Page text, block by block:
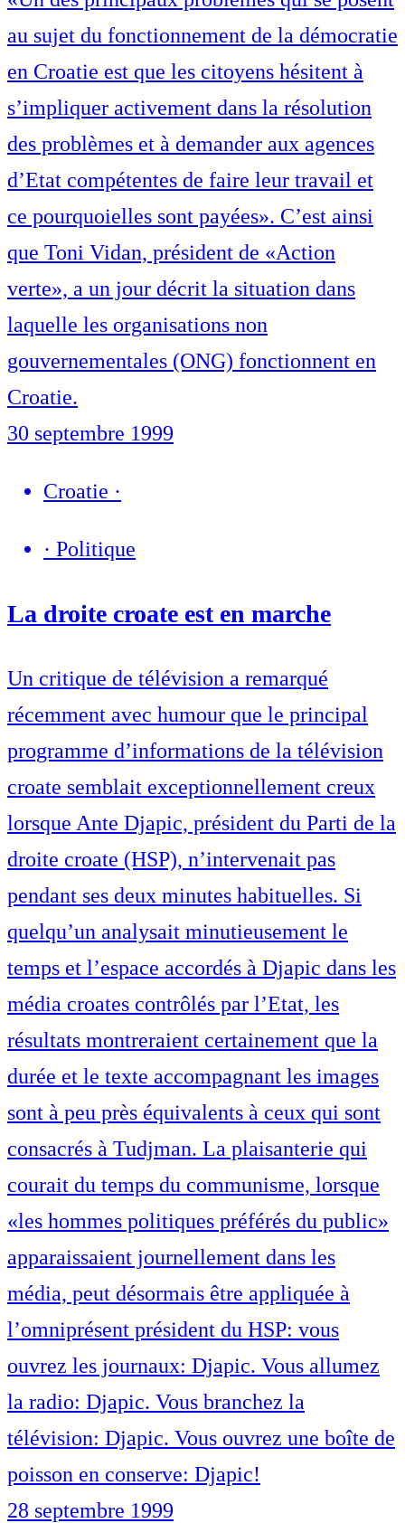
au sujet du fonctionnement de la démocratie
en Croatie est que les citoyens hésitent à
s’impliquer activement dans la résolution
des problèmes et à demander aux agences
d’Etat compétentes de faire leur travail et
ce pourquoielles sont payées». C’est ainsi
que Toni Vidan, président de «Action
verte», a un jour décrit la situation dans
laquelle les organisations non
gouvernementales (ONG) fonctionnent en
Croatie.
30 septembre 1999
Croatie ·
· Politique
La droite croate est en marche
Un critique de télévision a remarqué
récemment avec humour que le principal
programme d’informations de la télévision
croate semblait exceptionnellement creux
lorsque Ante Djapic, président du Parti de la
droite croate (HSP), n’intervenait pas
pendant ses deux minutes habituelles. Si
quelqu’un analysait minutieusement le
temps et l’espace accordés à Djapic dans les
média croates contrôlés par l’Etat, les
résultats montreraient certainement que la
durée et le texte accompagnant les images
sont à peu près équivalents à ceux qui sont
consacrés à Tudjman. La plaisanterie qui
courait du temps du communisme, lorsque
«les hommes politiques préférés du public»
apparaissaient journellement dans les
média, peut désormais être appliquée à
l’omniprésent président du HSP: vous
ouvrez les journaux: Djapic. Vous allumez
la radio: Djapic. Vous branchez la
télévision: Djapic. Vous ouvrez une boîte de
poisson en conserve: Djapic!
28 septembre 1999